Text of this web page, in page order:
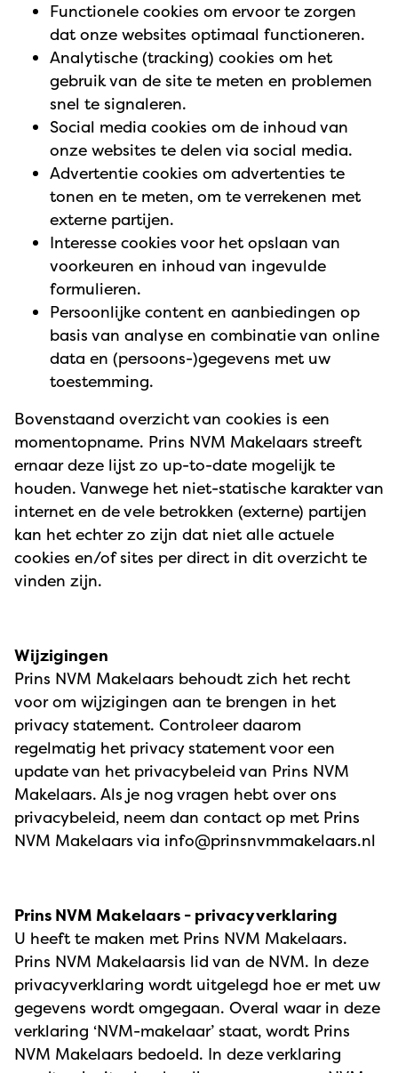
Functionele cookies om ervoor te zorgen
dat onze websites optimaal functioneren.
Analytische (tracking) cookies om het
gebruik van de site te meten en problemen
snel te signaleren.
Social media cookies om de inhoud van
onze websites te delen via social media.
Advertentie cookies om advertenties te
tonen en te meten, om te verrekenen met
externe partijen.
Interesse cookies voor het opslaan van
voorkeuren en inhoud van ingevulde
formulieren.
Persoonlijke content en aanbiedingen op
basis van analyse en combinatie van online
data en (persoons-)gegevens met uw
toestemming.
Bovenstaand overzicht van cookies is een
momentopname. Prins NVM Makelaars streeft
ernaar deze lijst zo up-to-date mogelijk te
houden. Vanwege het niet-statische karakter van
internet en de vele betrokken (externe) partijen
kan het echter zo zijn dat niet alle actuele
cookies en/of sites per direct in dit overzicht te
vinden zijn.
Wijzigingen
Prins NVM Makelaars behoudt zich het recht
voor om wijzigingen aan te brengen in het
privacy statement. Controleer daarom
regelmatig het privacy statement voor een
update van het privacybeleid van Prins NVM
Makelaars. Als je nog vragen hebt over ons
privacybeleid, neem dan contact op met Prins
NVM Makelaars via info@prinsnvmmakelaars.nl
Prins NVM Makelaars - privacy verklaring
U heeft te maken met Prins NVM Makelaars.
Prins NVM Makelaarsis lid van de NVM. In deze
privacyverklaring wordt uitgelegd hoe er met uw
gegevens wordt omgegaan. Overal waar in deze
verklaring ‘NVM-makelaar’ staat, wordt Prins
NVM Makelaars bedoeld. In deze verklaring